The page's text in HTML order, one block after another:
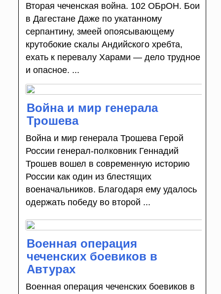
Вторая чеченская война. 102 ОБрОН. Бои
в Дагестане Даже по укатанному
серпантину, змеей опоясывающему
крутобокие скалы Андийско­го хребта,
ехать к перевалу Харами — дело трудное
и опасное. ...
Война и мир генерала
Трошева
Война и мир генерала Трошева Герой
России генерал-полковник Геннадий
Трошев вошел в современную историю
России как один из блестящих
военачальников. Благодаря ему удалось
одержать победу во второй ...
Военная операция
чеченских боевиков в
Автурах
Военная операция чеченских боевиков в